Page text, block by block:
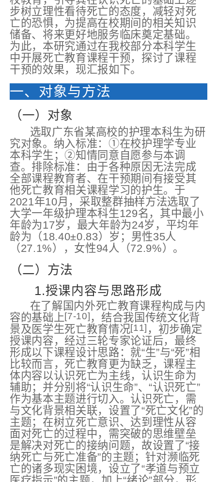
步树立理性看待死亡的态度，减轻对死
亡的恐惧，为提高在校期间的相关知识
储备、将来更好地服务临床奠定基础。
为此，本研究通过在我校部分本科学生
中开展死亡教育课程干预，探讨了课程
干预的效果，现汇报如下。
一、对象与方法
（一）对象
选取广东省某高校的护理本科生为研
究对象。纳入标准：①在校护理学专业
本科学生；②知情同意自愿参与本调
查。排除标准：由于各种原因无法完成
全部课程教育者、在干预期间有接受其
他死亡教育相关课程学习的护生。于
2021年10月，采取整群抽样方法选取了
大学一年级护理本科生129名，其中最小
年龄为17岁，最大年龄为24岁，平均年
龄为（18.40±0.83）岁；男性35人
（27.1%），女性94人（72.9%）。
（二）方法
1.授课内容与思路形成
在了解国内外死亡教育课程构成与内
容的基础上[7-10]，结合我国传统文化背
景及医学生死亡教育情况[11] ，初步确定
授课内容，经过三轮专家论证后，最终
形成以下课程设计思路：就“生”与“死”相
比较而言，死亡教育更为缺乏，课程主
体内容以认识死亡为主线，认识生命为
辅助；并分别将“认识生命”、“认识死亡”
作为基本主题进行切入。认识死亡，需
与文化背景相关联，设置了“死亡文化”的
主题；在树立死亡意识、达到理性从容
面对死亡的过程中，需突破的思维壁垒
是解决对死亡的接纳问题，故设置了“接
纳死亡与死亡准备”的主题；针对濒临死
亡的诸多现实困境，设立了“孝道与预立